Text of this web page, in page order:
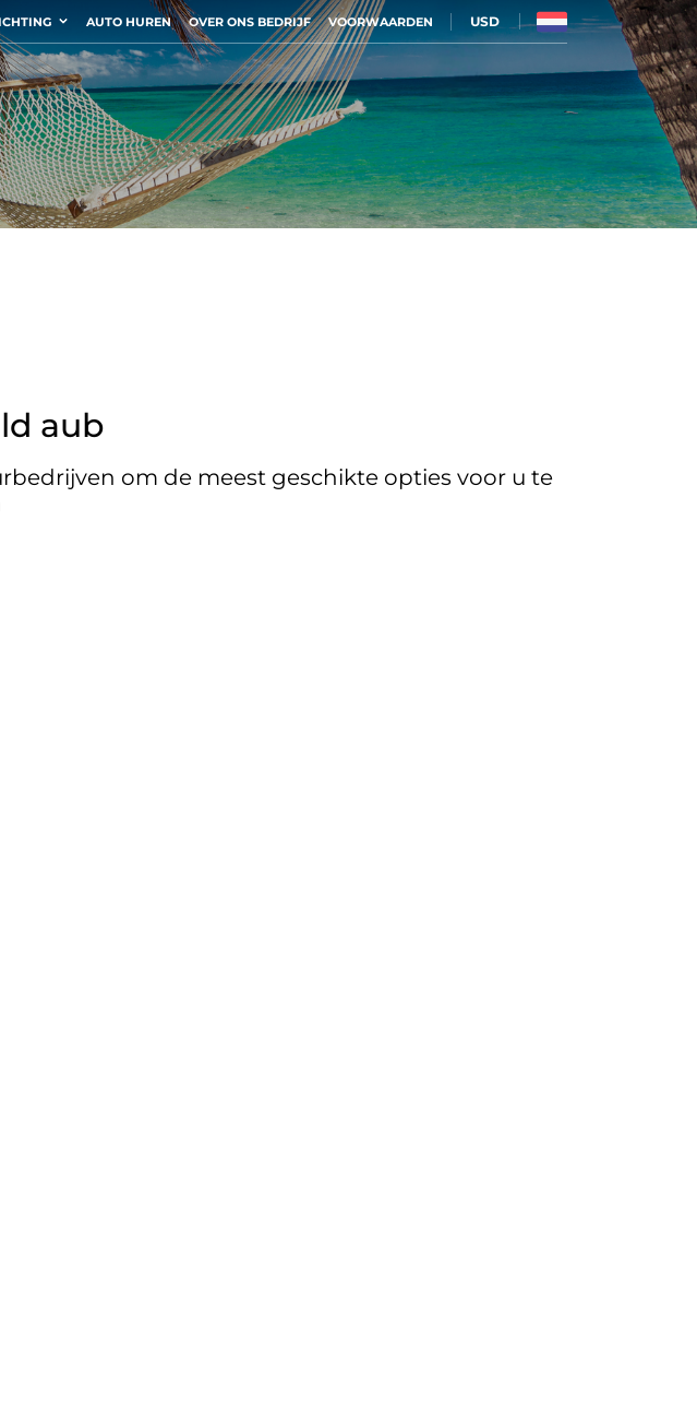
AUTO HUREN OVER ONS BEDRIJF VOORWAARDEN USD
aub
om de meest geschikte opties voor u te